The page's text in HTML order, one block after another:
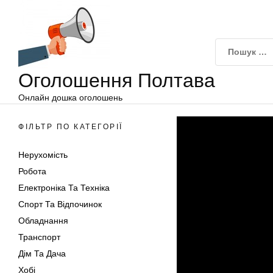
Оголошення Полтава
Онлайн дошка оголошень
ФІЛЬТР ПО КАТЕГОРІЇ
Нерухомість
Робота
Електроніка Та Техніка
Спорт Та Відпочинок
Обладнання
Транспорт
Дім Та Дача
Хобі